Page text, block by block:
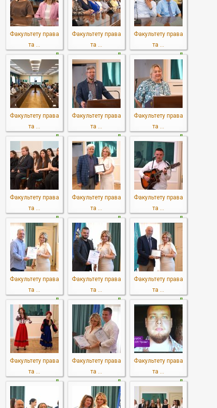
Факультету права
та ...
Факультету права
та ...
Факультету права
та ...
Факультету права
та ...
Факультету права
та ...
Факультету права
та ...
Факультету права
та ...
Факультету права
та ...
Факультету права
та ...
Факультету права
та ...
Факультету права
та ...
Факультету права
та ...
Факультету права
та ...
Факультету права
та ...
Факультету права
та ...